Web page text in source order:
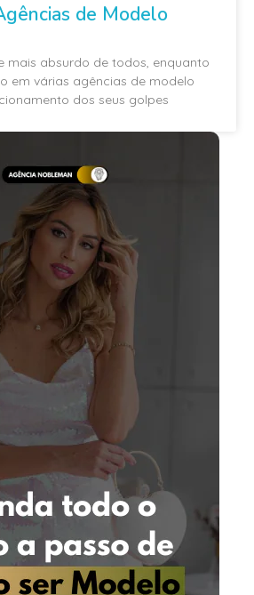
de Modelo
mais absurdo de todos, enquanto
em várias agências de modelo
dos seus golpes